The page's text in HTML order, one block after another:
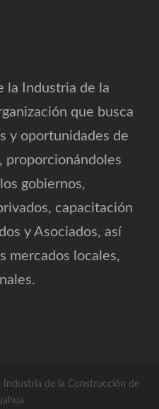
la Industria de la
que busca
y oportunidades de
proporcionándoles
gobiernos,
capacitación
y Asociados, así
mercados locales,
de la Construcción de